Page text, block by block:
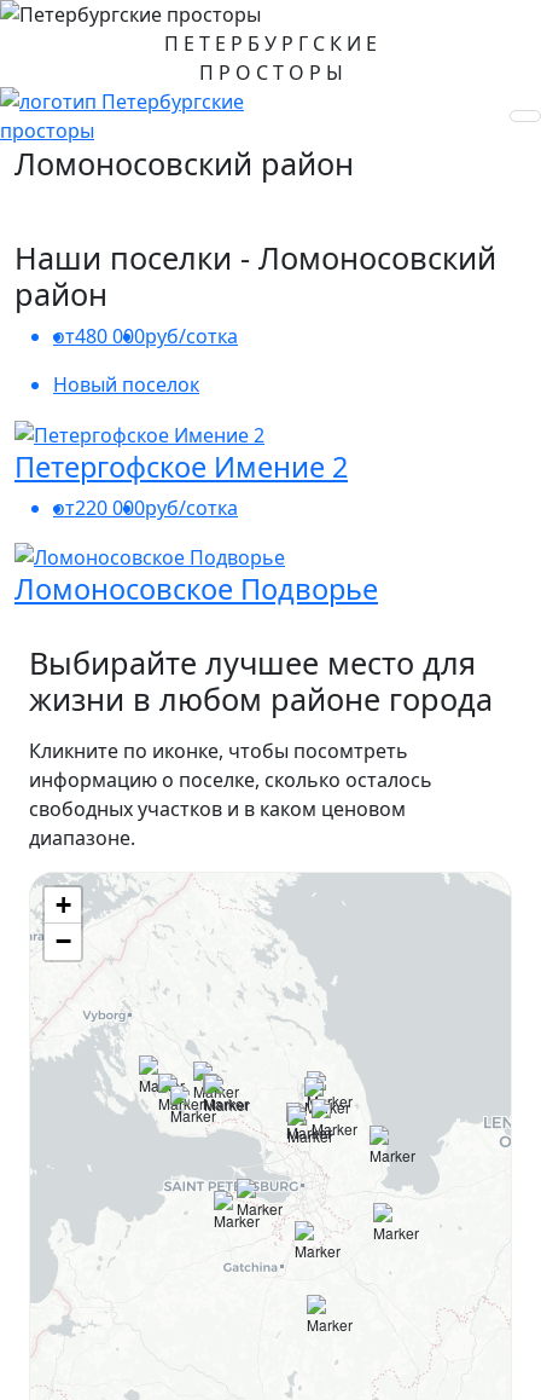
П Е Т Е Р Б У Р Г С К И Е
П Р О С Т О Р Ы
Ломоносовский район
Наши поселки - Ломоносовский
район
от480 000руб/сотка
Новый поселок
Петергофское Имение 2
от220 000руб/сотка
Ломоносовское Подворье
Выбирайте лучшее место для
жизни в любом районе города
Кликните по иконке, чтобы посомтреть
информацию о поселке, сколько осталось
свободных участков и в каком ценовом
диапазоне.
+
−